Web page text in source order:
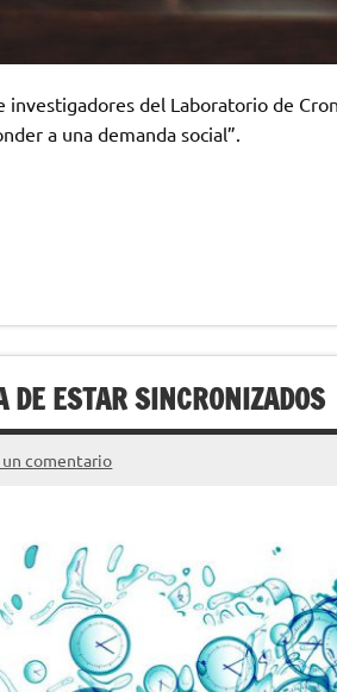
investigadores del Laboratorio de
a una demanda social”.
ESTAR SINCRONIZADOS
un comentario